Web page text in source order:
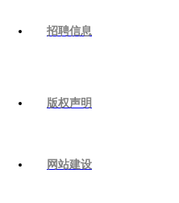
招聘信息
版权声明
网站建设